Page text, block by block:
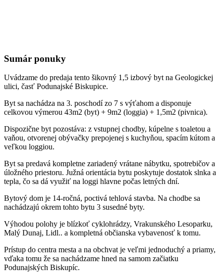
Sumár ponuky
Uvádzame do predaja tento šikovný 1,5 izbový byt na Geologickej
ulici, časť Podunajské Biskupice.
Byt sa nachádza na 3. poschodí zo 7 s výťahom a disponuje
celkovou výmerou 43m2 (byt) + 9m2 (loggia) + 1,5m2 (pivnica).
Dispozične byt pozostáva: z vstupnej chodby, kúpelne s toaletou a
vaňou, otvorenej obývačky prepojenej s kuchyňou, spacím kútom a
veľkou loggiou.
Byt sa predavá kompletne zariadený vrátane nábytku, spotrebičov a
úložného priestoru. Južná orientácia bytu poskytuje dostatok slnka a
tepla, čo sa dá využiť na loggi hlavne počas letných dní.
Bytový dom je 14-ročná, poctivá tehlová stavba. Na chodbe sa
nachádzajú okrem tohto bytu 3 susedné byty.
Výhodou polohy je blízkoť cyklohrádzy, Vrakunského Lesoparku,
Malý Dunaj, Lidl.. a kompletná občianska vybavenosť k tomu.
Prístup do centra mesta a na obchvat je veľmi jednoduchý a priamy,
vďaka tomu že sa nachádzame hned na samom začiatku
Podunajských Biskupíc.